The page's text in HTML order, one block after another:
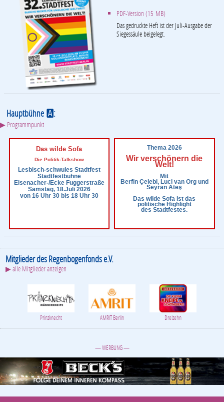
PDF-Version (15 MB)
Das gedruckte Heft ist der Juli-Ausgabe der
Siegessäule beigelegt.
HauptbühneA:
▶ Programmpunkt
Das wilde Sofa
Die Politik-Talkshow
Lesbisch-schwules Stadtfest
Stadtfestbühne
Eisenacher-/Ecke Fuggerstraße
Samstag, 18.Juli 2026
von 16 Uhr 30 bis 18 Uhr 30
Thema 2026
Wir verschönern die
Welt!
Mit
Berfin Çelebi, Luci van Org und
Seyran Ateş
Das wilde Sofa ist das
politische Highlight
des Stadtfestes.
Mitglieder des Regenbogenfonds e.V.
▶ alle Mitglieder anzeigen
Prinzknecht AMRIT Berlin Dreizehn
— WERBUNG —